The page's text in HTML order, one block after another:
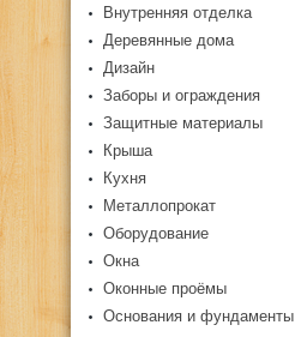
Внутренняя отделка
Деревянные дома
Дизайн
Заборы и ограждения
Защитные материалы
Крыша
Кухня
Металлопрокат
Оборудование
Окна
Оконные проёмы
Основания и фундаменты